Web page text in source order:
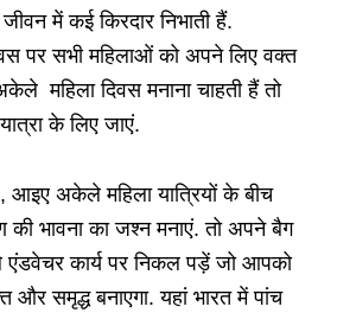
में कई किरदार निभाती हैं.
पर सभी महिलाओं को अपने लिए वक्त
महिला दिवस मनाना चाहती हैं तो
के लिए जाएं.
आइए अकेले महिला यात्रियों के बीच
भावना का जश्न मनाएं. तो अपने बैग
कार्य पर निकल पड़ें जो आपको
समृद्ध बनाएगा. यहां भारत में पांच